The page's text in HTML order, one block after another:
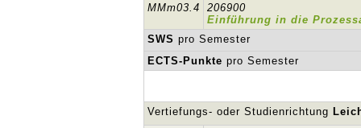
MMm03.4
206900
Einführung in die
SWS pro Semester
ECTS-Punktepro Semester
Vertiefungs- oder Studienrichtung